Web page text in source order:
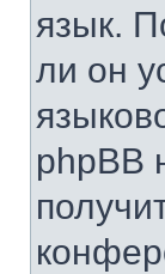
язык.
ли он
phpBB